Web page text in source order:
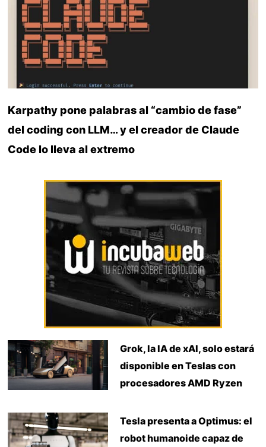
Karpathy pone palabras al “cambio de fase”
del coding con LLM… y el creador de Claude
Code lo lleva al extremo
Grok, la IA de xAI, solo estará
disponible en Teslas con
procesadores AMD Ryzen
Tesla presenta a Optimus: el
robot humanoide capaz de